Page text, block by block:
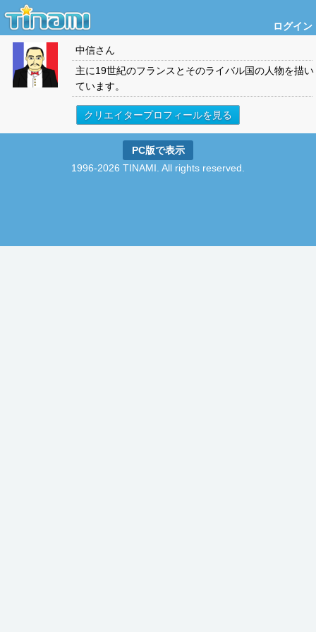
ログイン
中信さん
主に19世紀のフランスとそのライバル国の人物を描い
ています。
クリエイタープロフィールを見る
PC版で表示
1996-2026 TINAMI. All rights reserved.